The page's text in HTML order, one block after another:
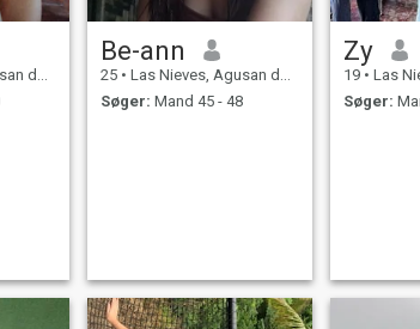
Be-ann
25 • Las Nieves, Agusan del Norte, Filippinerne
Søger: Mand 45 - 48
Zy
19 • Las Nieves,
Søger: